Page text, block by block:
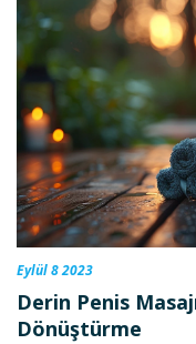
Eylül 8 2023
Derin Penis
Dönüştürme